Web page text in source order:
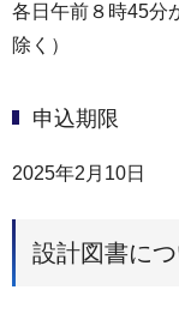
各日午前８時45分
除く）
申込期限
2025年2月10日
設計図書に